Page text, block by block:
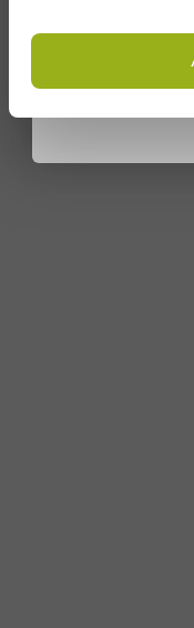
1000 stuks
Door je in te